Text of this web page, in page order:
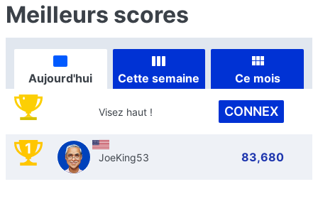
Meilleurs scores
Aujourd'hui Cette semaine Ce mois
Visez haut ! CONNEX
1 JoeKing53 83,680